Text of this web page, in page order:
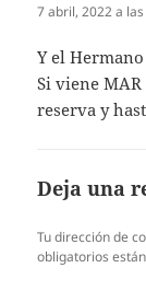
7 abril, 2022 a
Y el
Si viene
reserva y
Deja una
Tu dirección de
obligatorios